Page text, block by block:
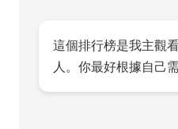
這個排行榜是我主觀
人。你最好根據自己